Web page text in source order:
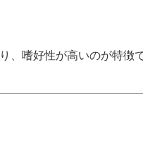
、嗜好性が高いのが特徴